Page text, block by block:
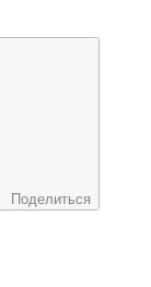
Поделиться